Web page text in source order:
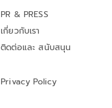
PR & PRESS
เกี่ยวกับเรา
ติดต่อและ สนับสนุน
Privacy Policy